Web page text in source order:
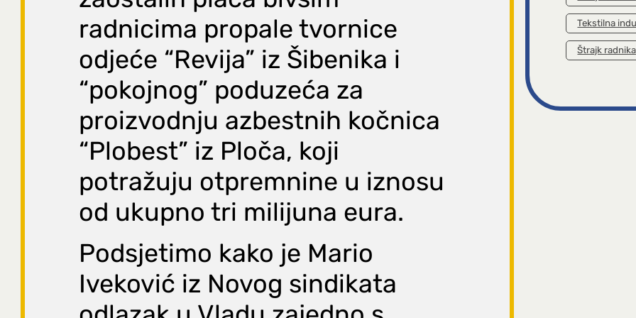
radnicima propale tvornice
odjeće “Revija” iz Šibenika i
“pokojnog” poduzeća za
proizvodnju azbestnih kočnica
“Plobest” iz Ploča, koji
potražuju otpremnine u iznosu
od ukupno tri milijuna eura.
Podsjetimo kako je Mario
Iveković iz Novog sindikata
Tekstilna
Štrajk radnika